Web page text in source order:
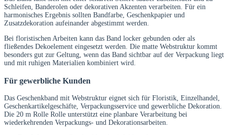
Schleifen, Banderolen oder dekorativen Akzenten verarbeiten. Für ein
harmonisches Ergebnis sollten Bandfarbe, Geschenkpapier und
Zusatzdekoration aufeinander abgestimmt werden.
Bei floristischen Arbeiten kann das Band locker gebunden oder als
fließendes Dekoelement eingesetzt werden. Die matte Webstruktur kommt
besonders gut zur Geltung, wenn das Band sichtbar auf der Verpackung liegt
und mit ruhigen Materialien kombiniert wird.
Für gewerbliche Kunden
Das Geschenkband mit Webstruktur eignet sich für Floristik, Einzelhandel,
Geschenkartikelgeschäfte, Verpackungsservice und gewerbliche Dekoration.
Die 20 m Rolle Rolle unterstützt eine planbare Verarbeitung bei
wiederkehrenden Verpackungs- und Dekorationsarbeiten.